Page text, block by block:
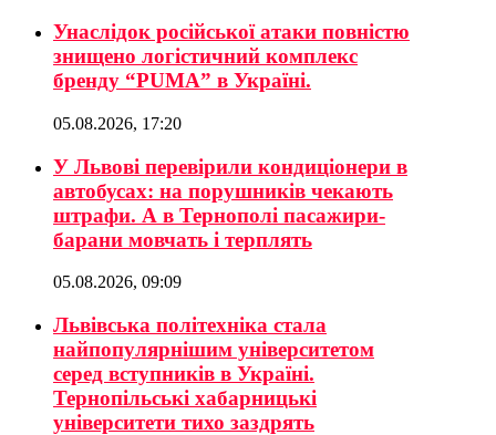
Унаслідок російської атаки повністю
знищено логістичний комплекс
бренду “PUMA” в Україні.
05.08.2026, 17:20
У Львові перевірили кондиціонери в
автобусах: на порушників чекають
штрафи. А в Тернополі пасажири-
барани мовчать і терплять
05.08.2026, 09:09
Львівська політехніка стала
найпопулярнішим університетом
серед вступників в Україні.
Тернопільські хабарницькі
університети тихо заздрять